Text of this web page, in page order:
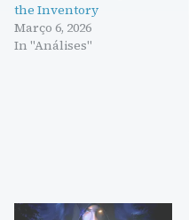
the Inventory
Março 6, 2026
In "Análises"